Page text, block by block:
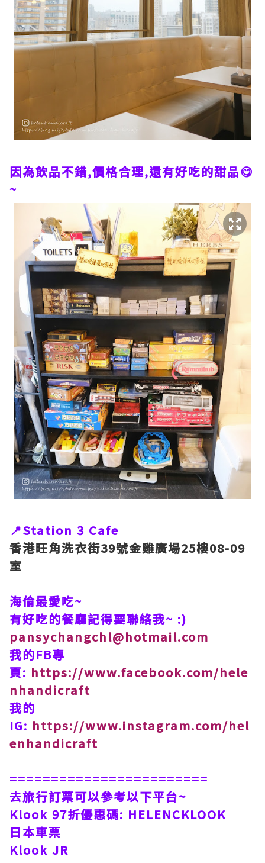
因為飲品不錯,價格合理,還有好吃的甜品😋
~
📍Station 3 Cafe
香港旺角洗衣街39號金雞廣場25樓08-09
室
海倫最愛吃~
有好吃的餐廳記得要聯絡我~ :)
pansychangchl@hotmail.com
我的FB專
頁: https://www.facebook.com/hele
nhandicraft
我的
IG: https://www.instagram.com/hel
enhandicraft
========================
去旅行訂票可以參考以下平台~
Klook 97折優惠碼: HELENCKLOOK
日本車票
Klook JR